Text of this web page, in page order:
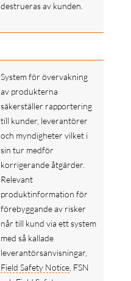
destrueras av kunden.
System för övervakning
av produkterna
säkerställer rapportering
till kunder, leverantörer
och myndigheter vilket i
sin tur medför
korrigerande åtgärder.
Relevant
produktinformation för
förebyggande av risker
når till kund via ett system
med så kallade
leverantörsanvisningar,
Field Safety Notice, FSN